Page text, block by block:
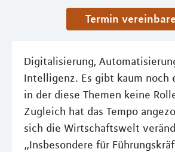
Termin
Digitalisierung,
Intelligenz. Es gibt kaum noch
in der diese Themen keine
Zugleich hat das Tempo
sich die Wirtschaftswelt
„Insbesondere für